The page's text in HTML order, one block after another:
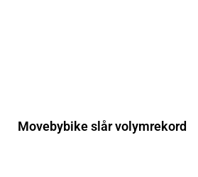
Movebybike slår volymrekord